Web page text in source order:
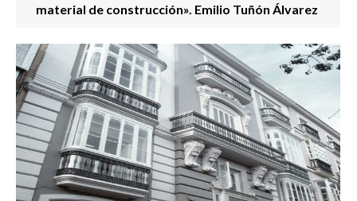
material de construcción». Emilio Tuñón Álvarez